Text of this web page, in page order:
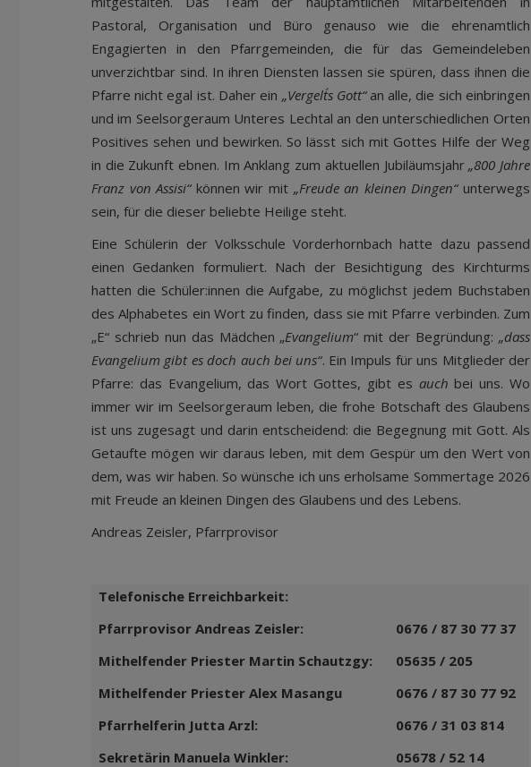
Pastoral, Organisation und Büro genauso wie die ehrenamtlich
Engagierten in den Pfarrgemeinden, die für das Gemeindeleben
unverzichtbar sind. In ihren Diensten lassen sie spüren, dass ihnen die
Pfarre nicht egal ist. Daher ein „Vergelt´s Gott“an alle, die sich einbringen
und im Seelsorgeraum Unteres Lechtal an den unterschiedlichen Orten
Positives sehen und bewirken. So lässt sich mit Gottes Hilfe der Weg
in die Zukunft ebnen. Im Anklang zum aktuellen Jubiläumsjahr„800 Jahre
Franz von Assisi“können wir mit „Freude an kleinen Dingen“unterwegs
sein, für die dieser beliebte Heilige steht.
Eine Schülerin der Volksschule Vorderhornbach hatte dazu passend
einen Gedanken formuliert. Nach der Besichtigung des Kirchturms
hatten die Schüler:innen die Aufgabe, zu möglichst jedem Buchstaben
des Alphabetes ein Wort zu finden, dass sie mit Pfarre verbinden. Zum
„E“ schrieb nun das Mädchen „Evangelium“ mit der Begründung: „dass
Evangelium gibt es doch auch bei uns“. Ein Impuls für uns Mitglieder der
Pfarre: das Evangelium, das Wort Gottes, gibt es auch bei uns. Wo
immer wir im Seelsorgeraum leben, die frohe Botschaft des Glaubens
ist uns zugesagt und darin entscheidend: die Begegnung mit Gott. Als
Getaufte mögen wir daraus leben, mit dem Gespür um den Wert von
dem, was wir haben. So wünsche ich uns erholsame Sommertage 2026
mit Freude an kleinen Dingen des Glaubens und des Lebens.
Andreas Zeisler, Pfarrprovisor
Telefonische Erreichbarkeit:
Pfarrprovisor Andreas Zeisler:
0676 / 87 30 77 37
Mithelfender Priester Martin Schautzgy:
05635 / 205
Mithelfender Priester Alex Masangu
0676 / 87 30 77 92
Pfarrhelferin Jutta Arzl:
0676 / 31 03 814
Sekretärin Manuela Winkler:
05678 / 52 14